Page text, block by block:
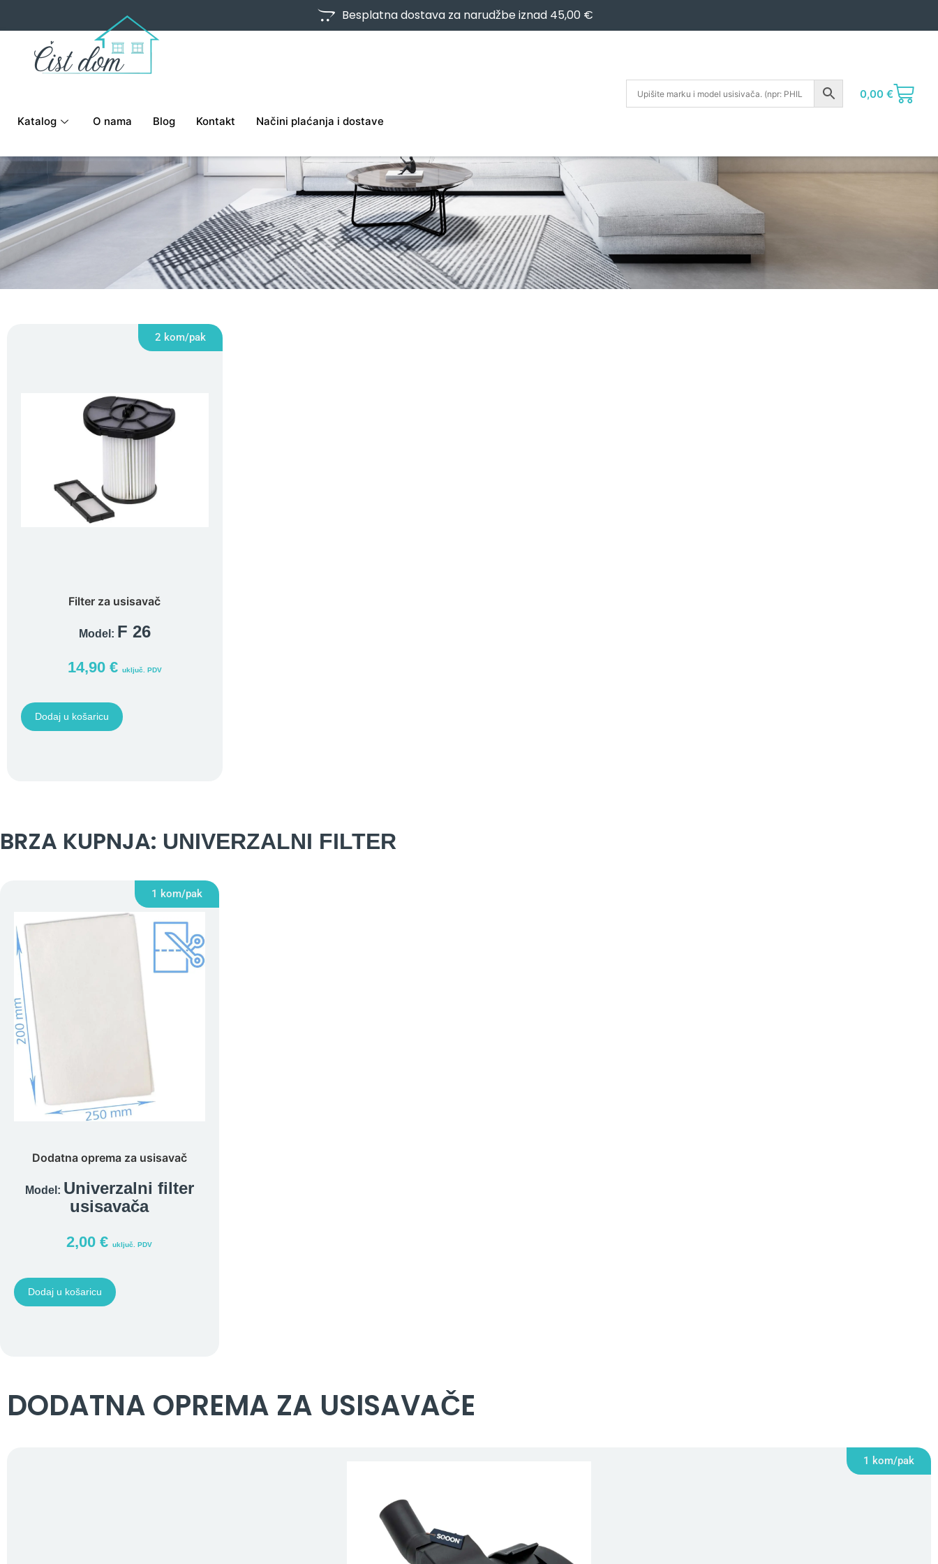
Besplatna dostava za narudžbe iznad 45,00 €
Katalog O nama Blog Kontakt Načini plaćanja i dostave
0,00 €
2 kom/pak
Filter za usisavač
Model: F 26
14,90 € uključ. PDV
Dodaj u košaricu
BRZA KUPNJA: UNIVERZALNI FILTER
1 kom/pak
Dodatna oprema za usisavač
Model: Univerzalni filter
usisavača
2,00€ uključ. PDV
Dodaj u košaricu
DODATNA OPREMA ZA USISAVAČE
1 kom/pak